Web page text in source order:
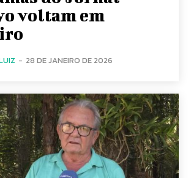
voltam em
- 28 DE JANEIRO DE 2026